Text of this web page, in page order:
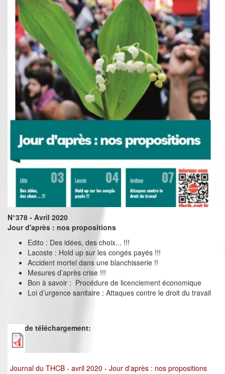
N°378 - Avril 2020
Jour d'après : nos propositions
Edito : Des idées, des choix... !!!
Lacoste : Hold up sur les congés payés !!!
Accident mortel dans une blanchisserie !!
Mesures d’après crise !!!
Bon à savoir : Procédure de licenciement économique
Loi d’urgence sanitaire : Attaques contre le droit du travail
Lien de téléchargement:
Journal du THCB - avril 2020 - Jour d'après : nos propositions